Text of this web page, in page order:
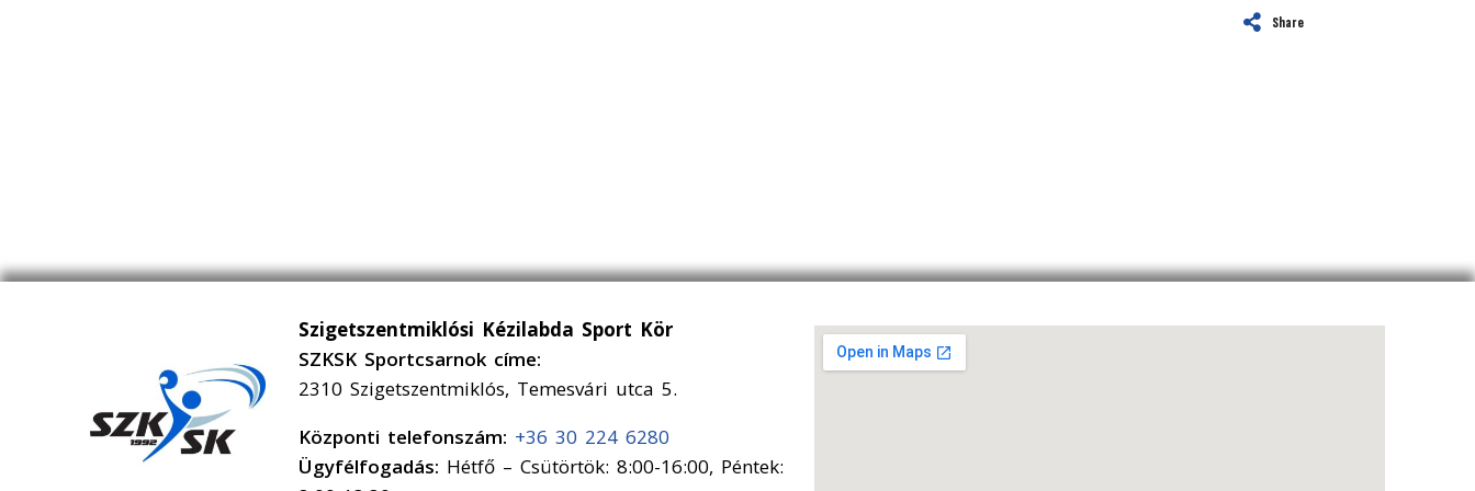
Share
Szigetszentmiklósi Kézilabda Sport Kör
SZKSK Sportcsarnok címe:
2310 Szigetszentmiklós, Temesvári utca 5.
Központi telefonszám: +36 30 224 6280
Ügyfélfogadás: Hétfő – Csütörtök: 8:00-16:00, Péntek: